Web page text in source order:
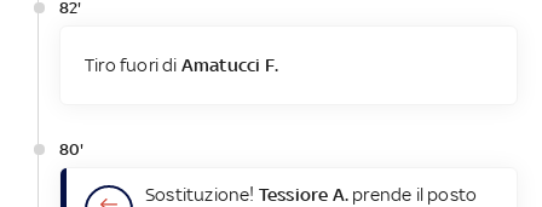
82'
Tiro fuori di Amatucci F.
80'
Sostituzione! Tessiore A. prende il posto